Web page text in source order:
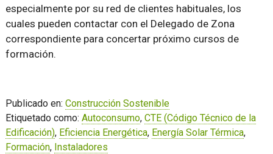
especialmente por su red de clientes habituales, los
cuales pueden contactar con el Delegado de Zona
correspondiente para concertar próximo cursos de
formación.
Publicado en: Construcción Sostenible
Etiquetado como: Autoconsumo, CTE (Código Técnico de la
Edificación), Eficiencia Energética, Energía Solar Térmica,
Formación, Instaladores